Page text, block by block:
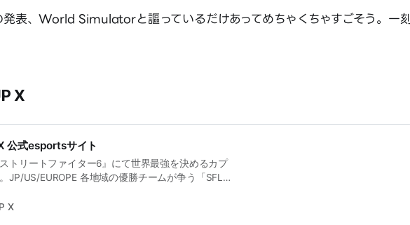
表、World Simulatorと謳っているだけあってめちゃくちゃすごそう。一刻
X
公式esportsサイト
トリートファイター6』にて世界最強を決めるカプ
JP/US/EUROPE 各地域の優勝チームが争う「SFL:
X